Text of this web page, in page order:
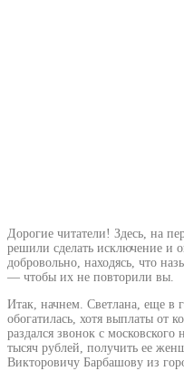
Дорогие читатели! Здесь, на
решили сделать исключение и
добровольно, находясь, что
— чтобы их не повторили вы.
Итак, начнем. Светлана, еще в
обогатилась, хотя выплаты от
раздался звонок с
тысяч рублей, получить ее
Викторовичу Барбашову из